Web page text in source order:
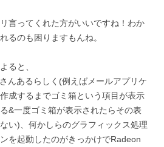
言ってくれた方がいいですね！わか
るのも困りますもんね。
ると、
んあるらしく(例えばメールアプリケ
成するまでゴミ箱という項目が表示
&一度ゴミ箱が表示されたらその表
い)、何かしらのグラフィックス処理
を起動したのがきっかけでRadeon